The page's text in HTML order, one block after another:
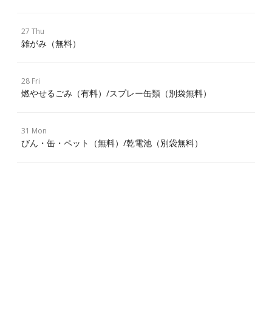
27 Thu
雑がみ（無料）
28 Fri
燃やせるごみ（有料）/スプレー缶類（別袋無料）
31 Mon
びん・缶・ペット（無料）/乾電池（別袋無料）